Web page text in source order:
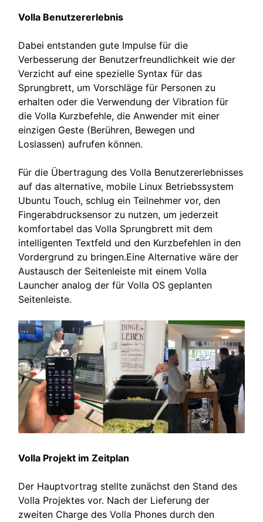
Volla Benutzererlebnis
Dabei entstanden gute Impulse für die
Verbesserung der Benutzerfreundlichkeit wie der
Verzicht auf eine spezielle Syntax für das
Sprungbrett, um Vorschläge für Personen zu
erhalten oder die Verwendung der Vibration für
die Volla Kurzbefehle, die Anwender mit einer
einzigen Geste (Berühren, Bewegen und
Loslassen) aufrufen können.
Für die Übertragung des Volla Benutzererlebnisses
auf das alternative, mobile Linux Betriebssystem
Ubuntu Touch, schlug ein Teilnehmer vor, den
Fingerabdrucksensor zu nutzen, um jederzeit
komfortabel das Volla Sprungbrett mit dem
intelligenten Textfeld und den Kurzbefehlen in den
Vordergrund zu bringen.Eine Alternative wäre der
Austausch der Seitenleiste mit einem Volla
Launcher analog der für Volla OS geplanten
Seitenleiste.
Volla Projekt im Zeitplan
Der Hauptvortrag stellte zunächst den Stand des
Volla Projektes vor. Nach der Lieferung der
zweiten Charge des Volla Phones durch den